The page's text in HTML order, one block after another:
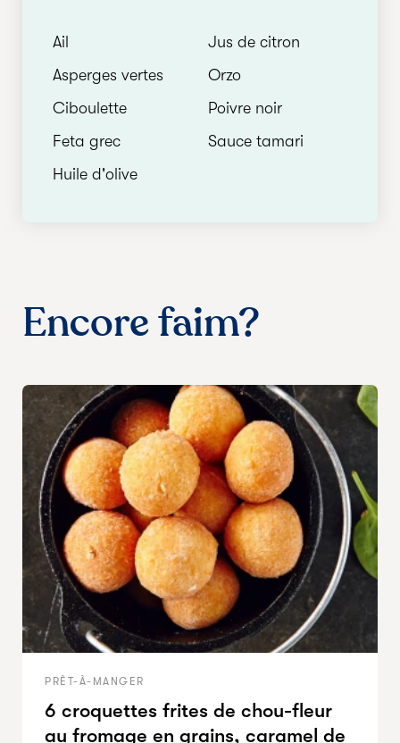
Ail
Asperges vertes
Ciboulette
Feta grec
Huile d'olive
Jus de citron
Orzo
Poivre noir
Sauce tamari
Encore faim?
PRÊT-À-MANGER
6 croquettes frites de chou-fleur
au fromage en grains, caramel de